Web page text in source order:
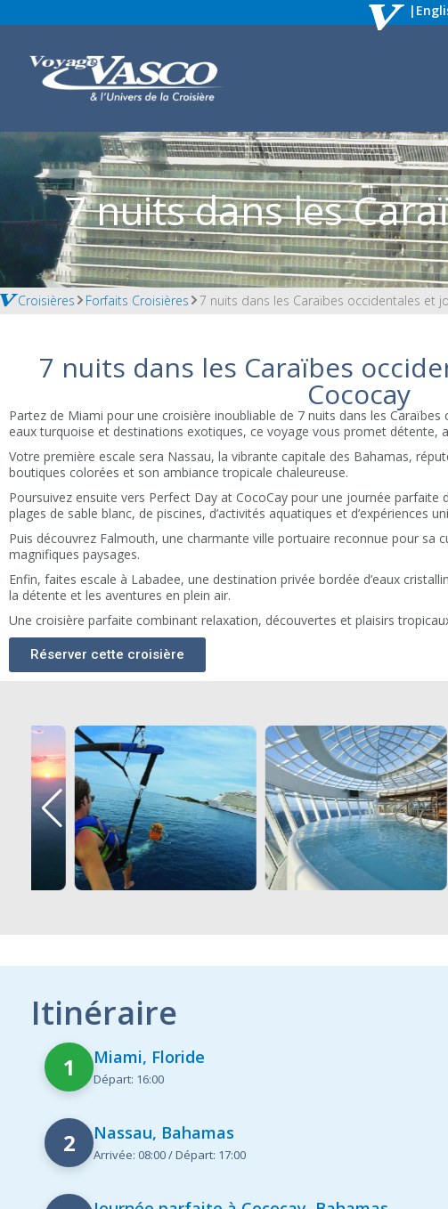
|
7 nuits dans les
Croisières Forfaits Croisières 7 nuits dans les Caraïbes occidentales et
7 nuits dans les Caraïbes
Cococay
Partez de Miami pour une croisière inoubliable de 7 nuits dans les Caraïbes
eaux turquoise et destinations exotiques, ce voyage vous promet détente,
Votre première escale sera Nassau, la vibrante capitale des Bahamas,
boutiques colorées et son ambiance tropicale chaleureuse.
Poursuivez ensuite vers Perfect Day at CocoCay pour une journée parfaite
plages de sable blanc, de piscines, d’activités aquatiques et d’expériences
Puis découvrez Falmouth, une charmante ville portuaire reconnue pour sa
magnifiques paysages.
Enfin, faites escale à Labadee, une destination privée bordée d’eaux
la détente et les aventures en plein air.
Une croisière parfaite combinant relaxation, découvertes et plaisirs
Réserver cette croisière
Itinéraire
1 Miami, Floride
Départ: 16:00
2 Nassau, Bahamas
Arrivée: 08:00 / Départ: 17:00